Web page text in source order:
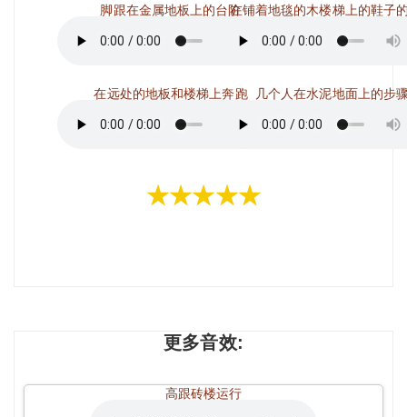
脚跟在金属地板上的台阶
在远处的地板和楼梯上奔跑
在铺着地毯的木楼梯上的鞋子
几个人在水泥地面上的步
★★★★★
更多音效:
高跟砖楼运行